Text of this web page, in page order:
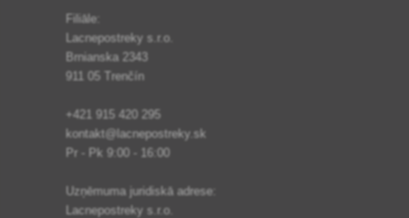
Filiāle:
Lacnepostreky s.r.o.
Brnianska 2343
911 05 Trenčín
+421 915 420 295
kontakt@lacnepostreky.sk
Pr - Pk 9:00 - 16:00
Uzņēmuma juridiskā adrese:
Lacnepostreky s.r.o.